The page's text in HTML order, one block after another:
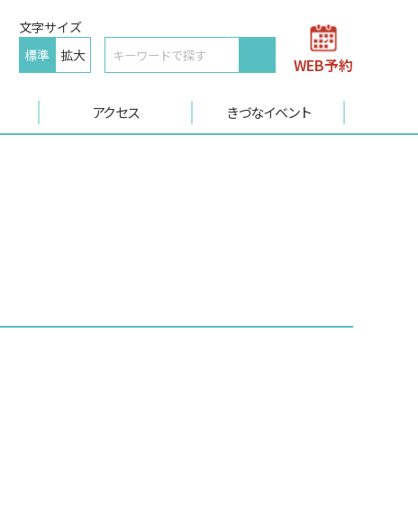
文字サイズ
標準
拡大 WEB予約
アクセス きづなイベント